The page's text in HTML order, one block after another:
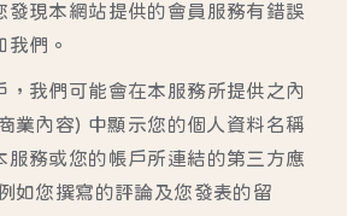
發現本網站提供的會員服務有錯誤
我們。
，我們可能會在本服務所提供之內
業內容) 中顯示您的個人資料名稱
服務或您的帳戶所連結的第三方應
如您撰寫的評論及您發表的留